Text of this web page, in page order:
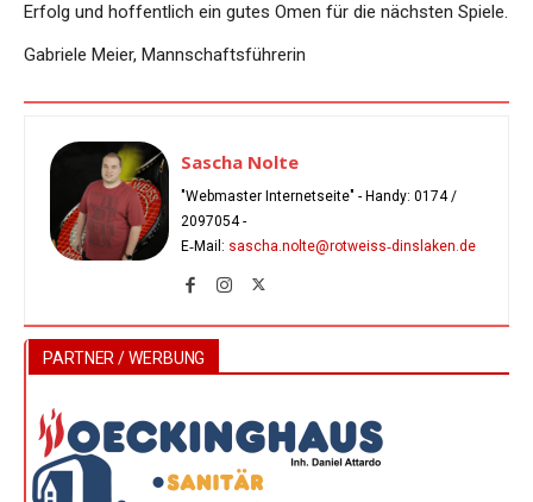
Erfolg und hoffentlich ein gutes Omen für die nächsten Spiele.
Gabriele Meier, Mannschaftsführerin
Sascha Nolte
"Webmaster Internetseite" - Handy: 0174 /
2097054-
E‑Mail: sascha.nolte@rotweiss‑dinslaken.de
PARTNER / WERBUNG